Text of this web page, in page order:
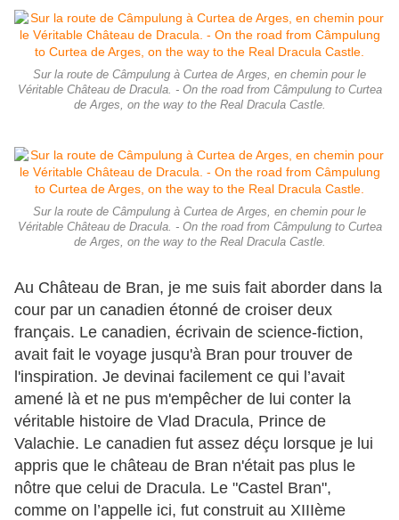
Sur la route de Câmpulung à Curtea de Arges, en chemin pour le
Véritable Château de Dracula. - On the road from Câmpulung to Curtea
de Arges, on the way to the Real Dracula Castle.
Sur la route de Câmpulung à Curtea de Arges, en chemin pour le
Véritable Château de Dracula. - On the road from Câmpulung to Curtea
de Arges, on the way to the Real Dracula Castle.
Au Château de Bran, je me suis fait aborder dans la
cour par un canadien étonné de croiser deux
français. Le canadien, écrivain de science-fiction,
avait fait le voyage jusqu'à Bran pour trouver de
l'inspiration. Je devinai facilement ce qui l’avait
amené là et ne pus m'empêcher de lui conter la
véritable histoire de Vlad Dracula, Prince de
Valachie. Le canadien fut assez déçu lorsque je lui
appris que le château de Bran n'était pas plus le
nôtre que celui de Dracula. Le "Castel Bran",
comme on l’appelle ici, fut construit au XIIIème